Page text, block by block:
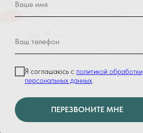
Я соглашаюсь с политикой обработки
персональных данных.
ПЕРЕЗВОНИТЕ МНЕ